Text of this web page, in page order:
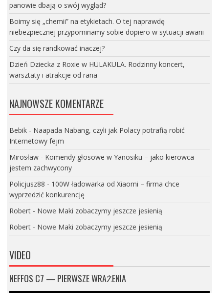
panowie dbają o swój wygląd?
Boimy się „chemii” na etykietach. O tej naprawdę
niebezpiecznej przypominamy sobie dopiero w sytuacji awarii
Czy da się randkować inaczej?
Dzień Dziecka z Roxie w HULAKULA. Rodzinny koncert,
warsztaty i atrakcje od rana
NAJNOWSZE KOMENTARZE
Bebik- Naapada Nabang, czyli jak Polacy potrafią robić
Internetowy fejm
Mirosław- Komendy głosowe w Yanosiku – jako kierowca
jestem zachwycony
Policjusz88 - 100W ładowarka od Xiaomi – firma chce
wyprzedzić konkurencję
Robert- Nowe Maki zobaczymy jeszcze jesienią
Robert- Nowe Maki zobaczymy jeszcze jesienią
VIDEO
NEFFOS C7 — PIERWSZE WRAŻENIA